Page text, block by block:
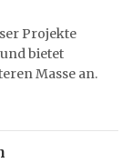
Projekte
bietet
Masse an.